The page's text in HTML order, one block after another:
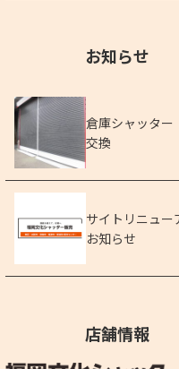
お知らせ
倉庫シャッタ
交換
サイトリニュー
お知らせ
店舗情報